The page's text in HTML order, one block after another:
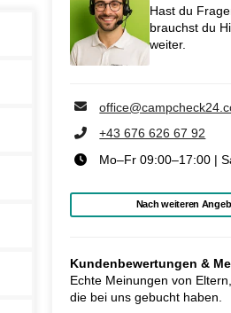
Hast du
brauchst du
weiter.
+43 676 626 67 92
Mo–Fr 09:00–17:00 |
Nach weiteren
Kundenbewertungen &
Echte Meinungen von
die bei uns gebucht haben.